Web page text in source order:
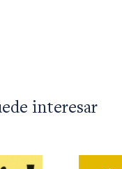
interesar